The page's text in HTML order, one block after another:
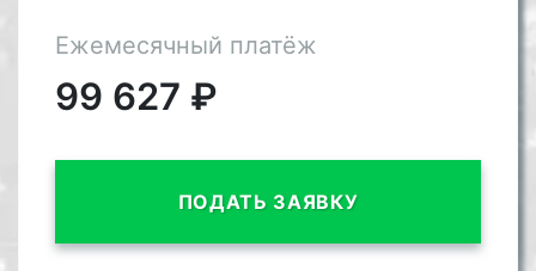
Ежемесячный платёж
99 627 ₽
ПОДАТЬ ЗАЯВКУ